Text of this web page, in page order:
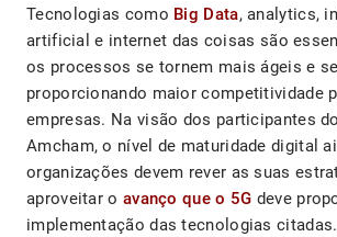
Tecnologias como Big Data, analytics,
artificial e internet das coisas são
os processos se tornem mais ágeis e
proporcionando maior competitividade
empresas. Na visão dos participantes
Amcham, o nível de maturidade digital
organizações devem rever as suas
aproveitar o avanço que o 5G deve
implementação das tecnologias citadas.